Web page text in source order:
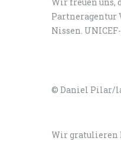
Partneragentur
Nissen.
© Daniel Pilar/
Wir gratulieren